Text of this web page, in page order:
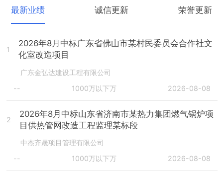
最新业绩 诚信更新 荣誉更新
1
2026年8月中标广东省佛山市某村民委员会合作社文
化室改造项目
广东金弘达建设工程有限公司
--
1000万以下万 2026-08-08
2
2026年8月中标山东省济南市某热力集团燃气锅炉项
目供热管网改造工程监理某标段
中杰齐晟项目管理有限公司
--
1000万以下万 2026-08-08